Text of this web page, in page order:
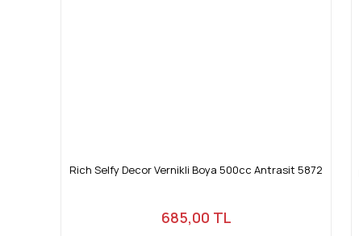
Rich Selfy Decor Vernikli Boya 500cc Antrasit 5872
685,00 TL